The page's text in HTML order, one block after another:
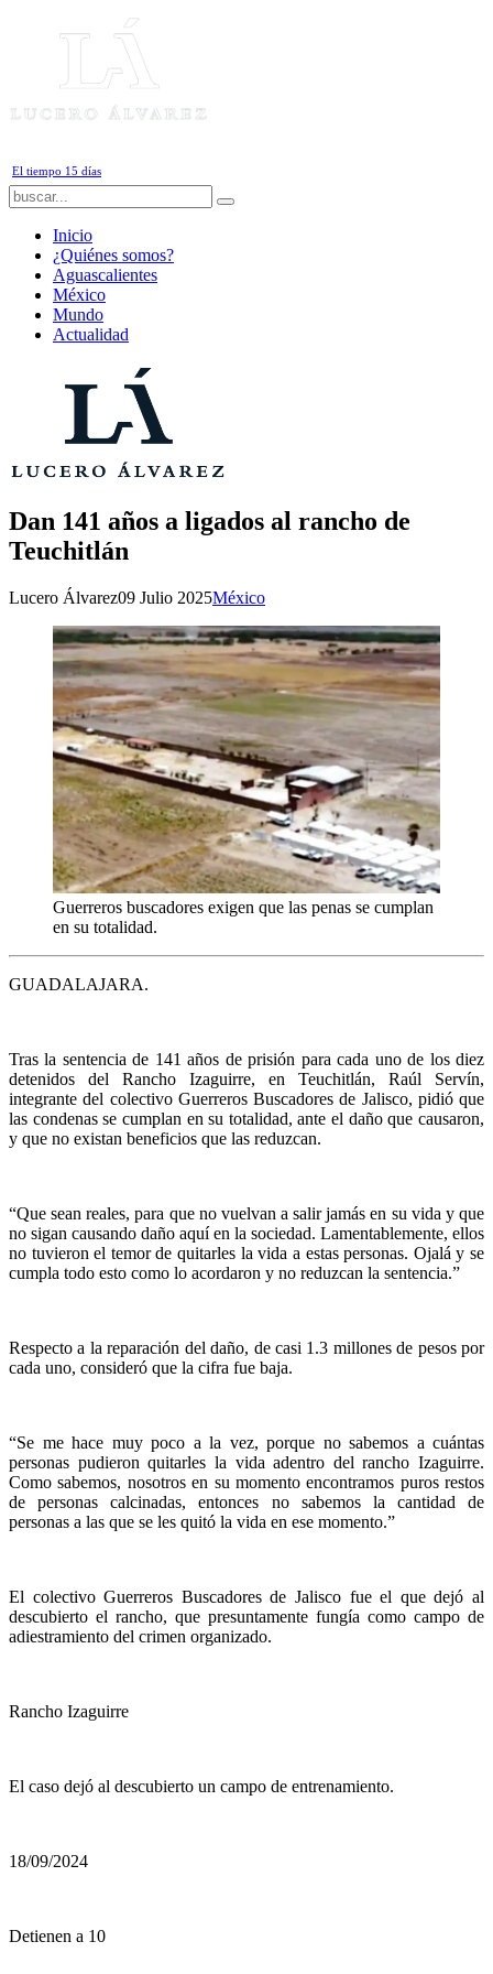
El tiempo 15 días
Inicio
¿Quiénes somos?
Aguascalientes
México
Mundo
Actualidad
Dan 141 años a ligados al rancho de
Teuchitlán
Lucero Álvarez09 Julio 2025México
Guerreros buscadores exigen que las penas se cumplan
en su totalidad.
GUADALAJARA.
Tras la sentencia de 141 años de prisión para cada uno de los diez
detenidos del Rancho Izaguirre, en Teuchitlán, Raúl Servín,
integrante del colectivo Guerreros Buscadores de Jalisco, pidió que
las condenas se cumplan en su totalidad, ante el daño que causaron,
y que no existan beneficios que las reduzcan.
“Que sean reales, para que no vuelvan a salir jamás en su vida y que
no sigan causando daño aquí en la sociedad. Lamentablemente, ellos
no tuvieron el temor de quitarles la vida a estas personas. Ojalá y se
cumpla todo esto como lo acordaron y no reduzcan la sentencia.”
Respecto a la reparación del daño, de casi 1.3 millones de pesos por
cada uno, consideró que la cifra fue baja.
“Se me hace muy poco a la vez, porque no sabemos a cuántas
personas pudieron quitarles la vida adentro del rancho Izaguirre.
Como sabemos, nosotros en su momento encontramos puros restos
de personas calcinadas, entonces no sabemos la cantidad de
personas a las que se les quitó la vida en ese momento.”
El colectivo Guerreros Buscadores de Jalisco fue el que dejó al
descubierto el rancho, que presuntamente fungía como campo de
adiestramiento del crimen organizado.
Rancho Izaguirre
El caso dejó al descubierto un campo de entrenamiento.
18/09/2024
Detienen a 10